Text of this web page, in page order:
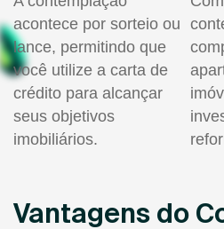
acontece por sorteio ou
lance, permitindo que
você utilize a carta de
crédito para alcançar
seus objetivos
imobiliários.
Vantagens do